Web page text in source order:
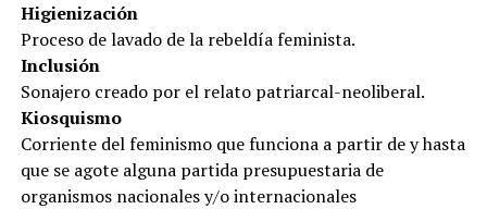
Higienización
Proceso de lavado de la rebeldía feminista.
Inclusión
Sonajero creado por el relato patriarcal-neoliberal.
Kiosquismo
Corriente del feminismo que funciona a partir de y hasta
que se agote alguna partida presupuestaria de
organismos nacionales y/o internacionales